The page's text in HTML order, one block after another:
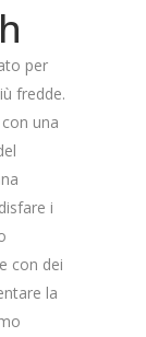
per
fredde.
una
i
con dei
la